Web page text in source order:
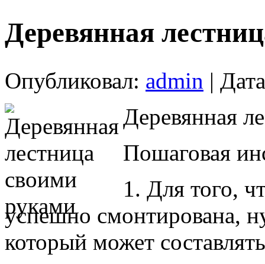
Деревянная
Опубликовал: admin |
Деревянная
Пошаговая
1. Для того,
успешно смонтирована,
который может